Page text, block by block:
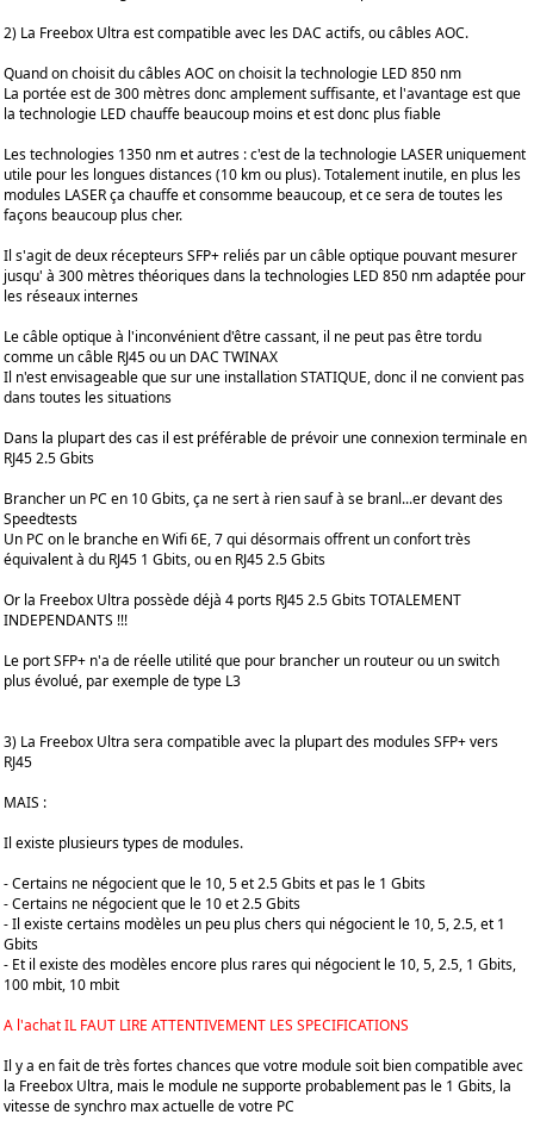
2) La Freebox Ultra est compatible avec les DAC actifs, ou câbles AOC.
Quand on choisit du câbles AOC on choisit la technologie LED 850 nm
La portée est de 300 mètres donc amplement suffisante, et l'avantage est que
la technologie LED chauffe beaucoup moins et est donc plus fiable
Les technologies 1350 nm et autres : c'est de la technologie LASER uniquement
utile pour les longues distances (10 km ou plus). Totalement inutile, en plus les
modules LASER ça chauffe et consomme beaucoup, et ce sera de toutes les
façons beaucoup plus cher.
Il s'agit de deux récepteurs SFP+ reliés par un câble optique pouvant mesurer
jusqu' à 300 mètres théoriques dans la technologies LED 850 nm adaptée pour
les réseaux internes
Le câble optique à l'inconvénient d'être cassant, il ne peut pas être tordu
comme un câble RJ45 ou un DAC TWINAX
Il n'est envisageable que sur une installation STATIQUE, donc il ne convient pas
dans toutes les situations
Dans la plupart des cas il est préférable de prévoir une connexion terminale en
RJ45 2.5 Gbits
Brancher un PC en 10 Gbits, ça ne sert à rien sauf à se branl...er devant des
Speedtests
Un PC on le branche en Wifi 6E, 7 qui désormais offrent un confort très
équivalent à du RJ45 1 Gbits, ou en RJ45 2.5 Gbits
Or la Freebox Ultra possède déjà 4 ports RJ45 2.5 Gbits TOTALEMENT
INDEPENDANTS !!!
Le port SFP+ n'a de réelle utilité que pour brancher un routeur ou un switch
plus évolué, par exemple de type L3
3) La Freebox Ultra sera compatible avec la plupart des modules SFP+ vers
RJ45
MAIS :
Il existe plusieurs types de modules.
- Certains ne négocient que le 10, 5 et 2.5 Gbits et pas le 1 Gbits
- Certains ne négocient que le 10 et 2.5 Gbits
- Il existe certains modèles un peu plus chers qui négocient le 10, 5, 2.5, et 1
Gbits
- Et il existe des modèles encore plus rares qui négocient le 10, 5, 2.5, 1 Gbits,
100 mbit, 10 mbit
A l'achat IL FAUT LIRE ATTENTIVEMENT LES SPECIFICATIONS
Il y a en fait de très fortes chances que votre module soit bien compatible avec
la Freebox Ultra, mais le module ne supporte probablement pas le 1 Gbits, la
vitesse de synchro max actuelle de votre PC